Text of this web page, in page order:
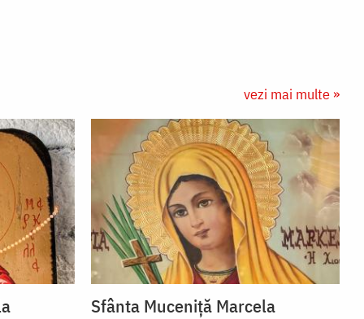
vezi mai multe »
Sfânta Muceniță Marcela